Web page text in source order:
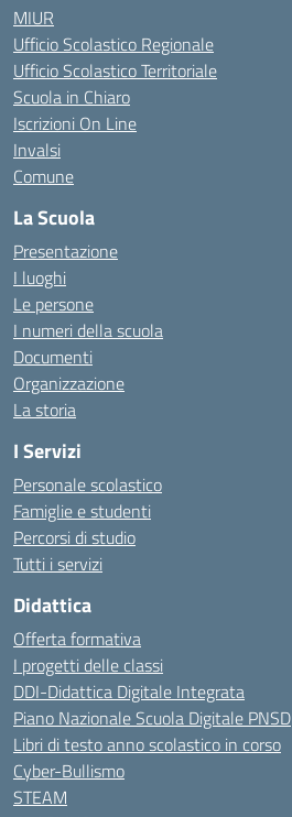
MIUR
Ufficio Scolastico Regionale
Ufficio Scolastico Territoriale
Scuola in Chiaro
Iscrizioni On Line
Invalsi
Comune
La Scuola
Presentazione
I luoghi
Le persone
I numeri della scuola
Documenti
Organizzazione
La storia
I Servizi
Personale scolastico
Famiglie e studenti
Percorsi di studio
Tutti i servizi
Didattica
Offerta formativa
I progetti delle classi
DDI-Didattica Digitale Integrata
Piano Nazionale Scuola Digitale PNSD
Libri di testo anno scolastico in corso
Cyber-Bullismo
STEAM